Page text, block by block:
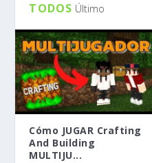
TODOS Último
Cómo JUGAR Crafting
And Building
MULTIJU...